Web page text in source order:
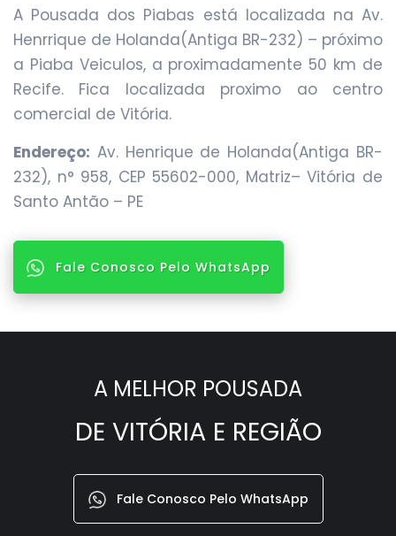
A Pousada dos Piabas está localizada na Av.
Henrrique de Holanda(Antiga BR-232) – próximo
a Piaba Veiculos, a proximadamente 50 km de
Recife. Fica localizada proximo ao centro
comercial de Vitória.
Endereço: Av. Henrique de Holanda(Antiga BR-
232), n° 958, CEP 55602-000, Matriz– Vitória de
Santo Antão – PE
Fale Conosco Pelo WhatsApp
A MELHOR POUSADA
DE VITÓRIA E REGIÃO
Fale Conosco Pelo WhatsApp